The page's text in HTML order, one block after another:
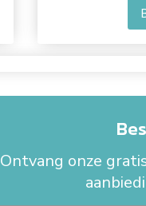
Ontvang onze